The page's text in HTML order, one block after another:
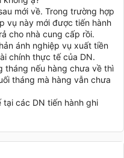
mới về. Trong trường hợp
vụ này mới được tiến hành
cho nhà cung cấp rồi.
ánh nghiệp vụ xuất tiền
chính thực tế của DN.
tháng nếu hàng chưa về thì
tháng mà hàng vẫn chưa
tại các DN tiến hành ghi